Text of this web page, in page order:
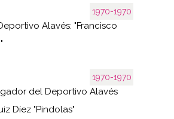
1970-1970
Alavés: "Francisco
1970-1970
del Deportivo Alavés
Díez "Pindolas"